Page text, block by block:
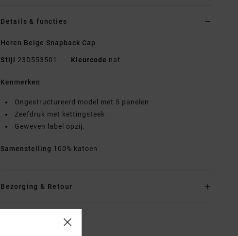
Details & functies
Heren Beige Snapback Cap
Stijl 23D553501 Kleurcode nat
Kenmerken
Ongestructureerd model met 5 panelen
Zeefdruk met kettingsteek
Geweven label opzij.
Samenstelling 100% katoen
Bezorging & Retour